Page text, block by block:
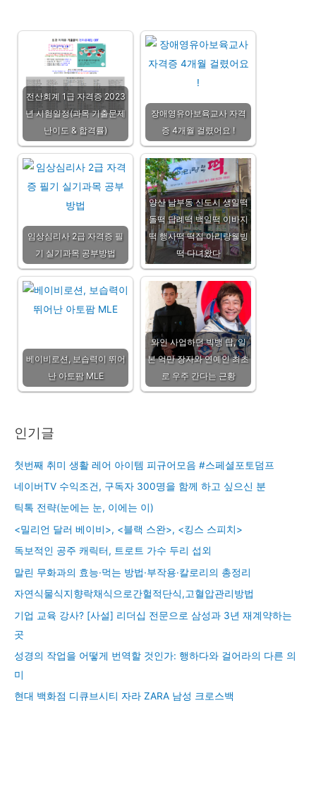
전산회계 1급 자격증 2023
년 시험일정(과목 기출문제
난이도 & 합격률)
장애영유아보육교사 자격
증 4개월 걸렸어요 !
임상심리사 2급 자격증 필
기 실기과목 공부방법
양산 남부동 신도시 생일떡
돌떡 답례떡 백일떡 이바지
떡 행사떡 떡집 아리랑웰빙
떡 다녀왔다
베이비로션, 보습력이 뛰어
난 아토팜 MLE
와인 사업하던 빅뱅 탑, 일
본 억만 장자와 연예인 최초
로 우주 간다는 근황
인기글
첫번째 취미 생활 레어 아이템 피규어모음 #스페셜포토덤프
네이버TV 수익조건, 구독자 300명을 함께 하고 싶으신 분
틱톡 전략(눈에는 눈, 이에는 이)
<밀리언 달러 베이비>, <블랙 스완>, <킹스 스피치>
독보적인 공주 캐릭터, 트로트 가수 두리 섭외
말린 무화과의 효능·먹는 방법·부작용·칼로리의 총정리
자연식물식지향락채식으로간헐적단식,고혈압관리방법
기업 교육 강사? [사설] 리더십 전문으로 삼성과 3년 재계약하는
곳
성경의 작업을 어떻게 번역할 것인가: 행하다와 걸어라의 다른 의
미
현대 백화점 디큐브시티 자라 ZARA 남성 크로스백